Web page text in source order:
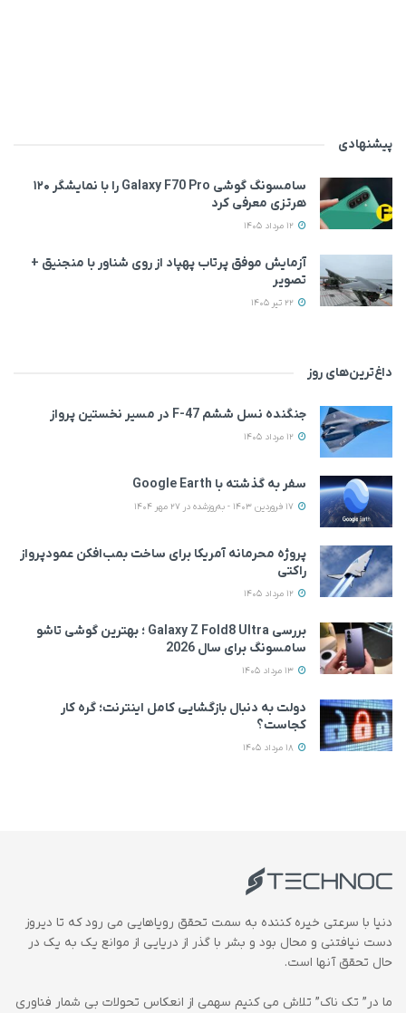
پیشنهادی
سامسونگ گوشی Galaxy F70 Pro را با نمایشگر ۱۲۰
هرتزی معرفی کرد
آزمایش موفق پرتاب پهپاد از روی شناور با منجنیق +
تصویر
داغ‌ترین‌های روز
جنگنده نسل ششم F-47 در مسیر نخستین پرواز
سفر به گذشته با Google Earth
پروژه محرمانه آمریکا برای ساخت بمب‌افکن عمودپرواز
راکتی
بررسی Galaxy Z Fold8 Ultra ؛ بهترین گوشی تاشو
سامسونگ برای سال 2026
دولت به دنبال بازگشایی کامل اینترنت؛ گره کار
کجاست؟
دنیا با سرعتی خیره کننده به سمت تحقق رویاهایی می رود که تا دیروز
دست نیافتنی و محال بود و بشر با گذر از دریایی از موانع یک به یک در
حال تحقق آنها است.
ما در” تک ناک” تلاش می کنیم سهمی از انعکاس تحولات بی شمار فناوری